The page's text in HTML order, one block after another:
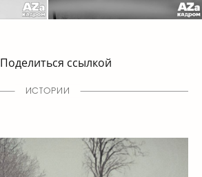
Поделиться ссылкой
ИСТОРИИ